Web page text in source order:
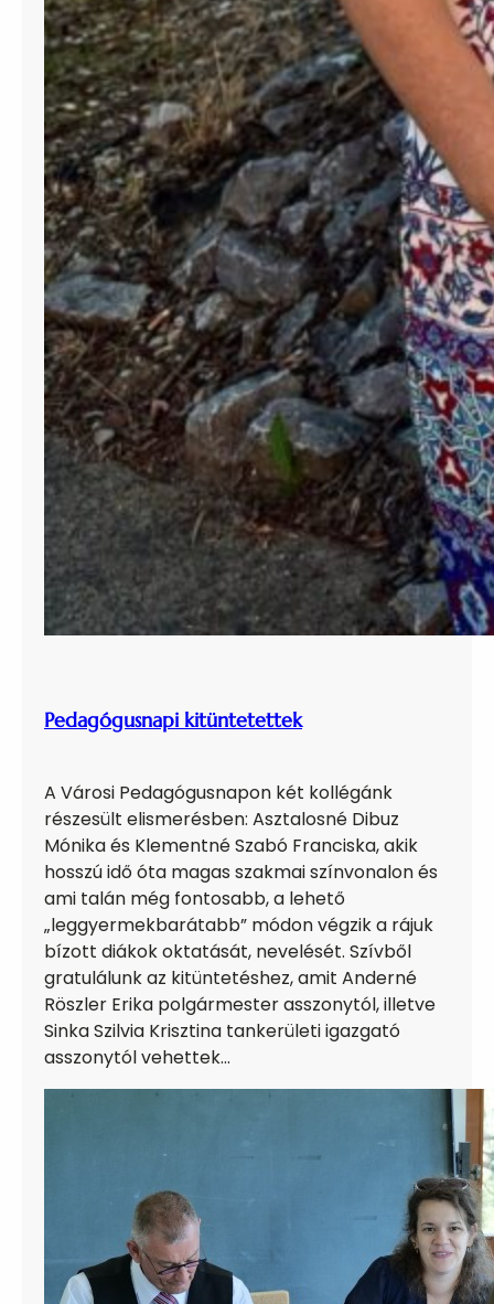
Pedagógusnapi kitüntetettek
A Városi Pedagógusnapon két kollégánk
részesült elismerésben: Asztalosné Dibuz
Mónika és Klementné Szabó Franciska, akik
hosszú idő óta magas szakmai színvonalon és
ami talán még fontosabb, a lehető
„leggyermekbarátabb” módon végzik a rájuk
bízott diákok oktatását, nevelését. Szívből
gratulálunk az kitüntetéshez, amit Anderné
Röszler Erika polgármester asszonytól, illetve
Sinka Szilvia Krisztina tankerületi igazgató
asszonytól vehettek…